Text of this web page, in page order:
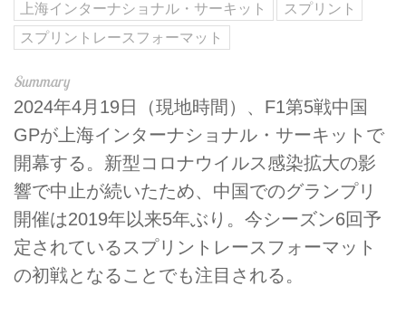
上海インターナショナル・サーキット
スプリント
スプリントレースフォーマット
2024年4月19日（現地時間）、F1第5戦中国
GPが上海インターナショナル・サーキットで
開幕する。新型コロナウイルス感染拡大の影
響で中止が続いたため、中国でのグランプリ
開催は2019年以来5年ぶり。今シーズン6回予
定されているスプリントレースフォーマット
の初戦となることでも注目される。